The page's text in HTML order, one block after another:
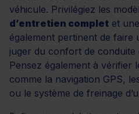
véhicule. Privilégiez les
d’entretien complet et
également pertinent de faire
juger du confort de conduite
Pensez également à vérifier
comme la navigation GPS,
ou le système de freinage